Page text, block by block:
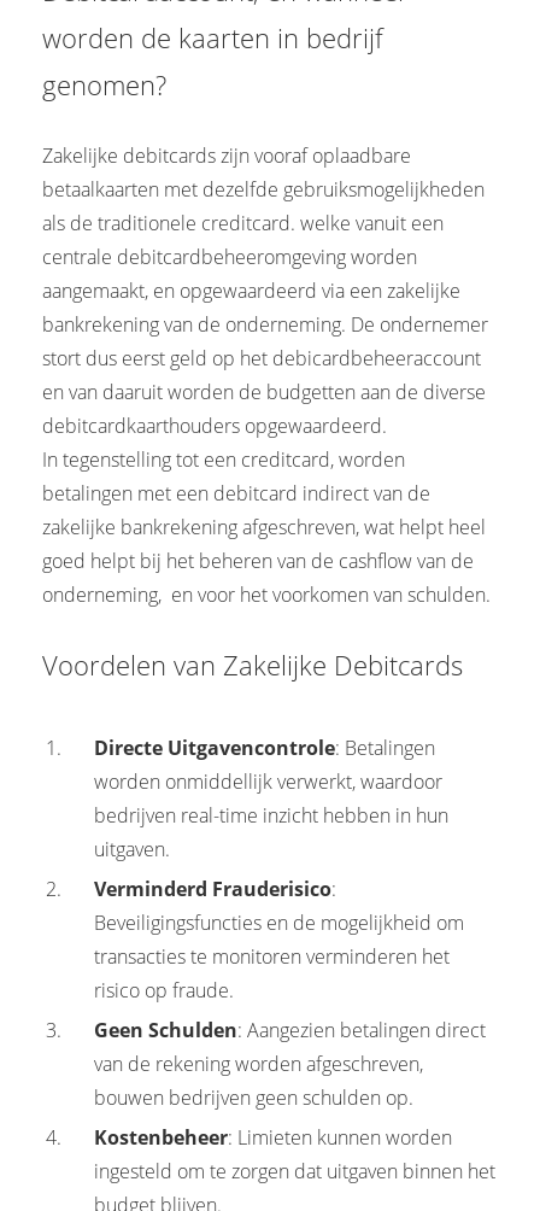
worden de kaarten in bedrijf
genomen?
Zakelijke debitcards zijn vooraf oplaadbare
betaalkaarten met dezelfde gebruiksmogelijkheden
als de traditionele creditcard. welke vanuit een
centrale debitcardbeheeromgeving worden
aangemaakt, en opgewaardeerd via een zakelijke
bankrekening van de onderneming. De ondernemer
stort dus eerst geld op het debicardbeheeraccount
en van daaruit worden de budgetten aan de diverse
debitcardkaarthouders opgewaardeerd.
In tegenstelling tot een creditcard, worden
betalingen met een debitcard indirect van de
zakelijke bankrekening afgeschreven, wat helpt heel
goed helpt bij het beheren van de cashflow van de
onderneming, en voor het voorkomen van schulden.
Voordelen van Zakelijke Debitcards
Directe Uitgavencontrole: Betalingen
worden onmiddellijk verwerkt, waardoor
bedrijven real-time inzicht hebben in hun
uitgaven.
Verminderd Frauderisico:
Beveiligingsfuncties en de mogelijkheid om
transacties te monitoren verminderen het
risico op fraude.
Geen Schulden: Aangezien betalingen direct
van de rekening worden afgeschreven,
bouwen bedrijven geen schulden op.
Kostenbeheer: Limieten kunnen worden
ingesteld om te zorgen dat uitgaven binnen het
budget blijven.